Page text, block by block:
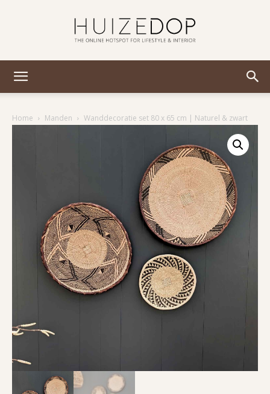
Home Manden Wanddecoratie set 80 x 65 cm | Naturel & zwart